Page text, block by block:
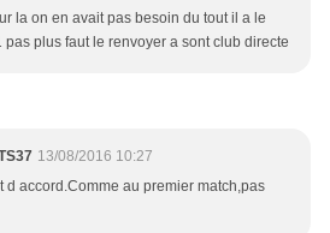
la on en avait pas besoin du tout il a le
pas plus faut le renvoyer a sont club directe
13/08/2016 10:27
d accord.Comme au premier match,pas